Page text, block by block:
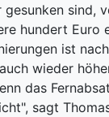
sind,
hundert Euro
ist
wieder
das
sagt